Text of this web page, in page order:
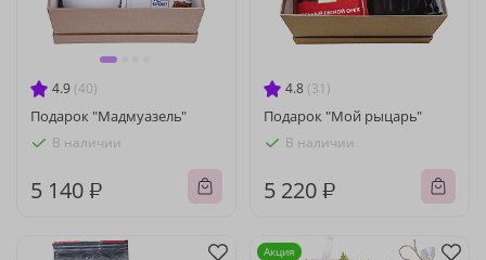
4.9 (40)
Подарок "Мадмуазель"
В наличии
5 140 ₽
4.8 (31)
Подарок "Мой рыцарь"
В наличии
5 220 ₽
Акция